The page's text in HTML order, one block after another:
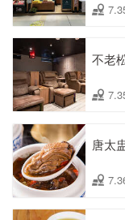
不老
唐太